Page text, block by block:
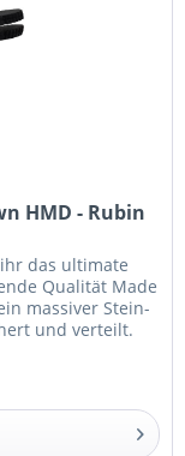
HMD - Rubin
das ultimate
Qualität Made
massiver Stein-
und verteilt.